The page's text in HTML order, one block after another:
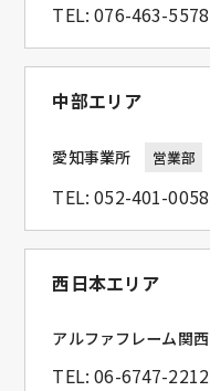
TEL:076-463-5578
中部エリア
愛知事業所 営業部
TEL:052-401-0058
西日本エリア
アルファフレーム関西
TEL:06-6747-2212